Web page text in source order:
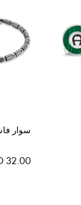
سوار
32.00